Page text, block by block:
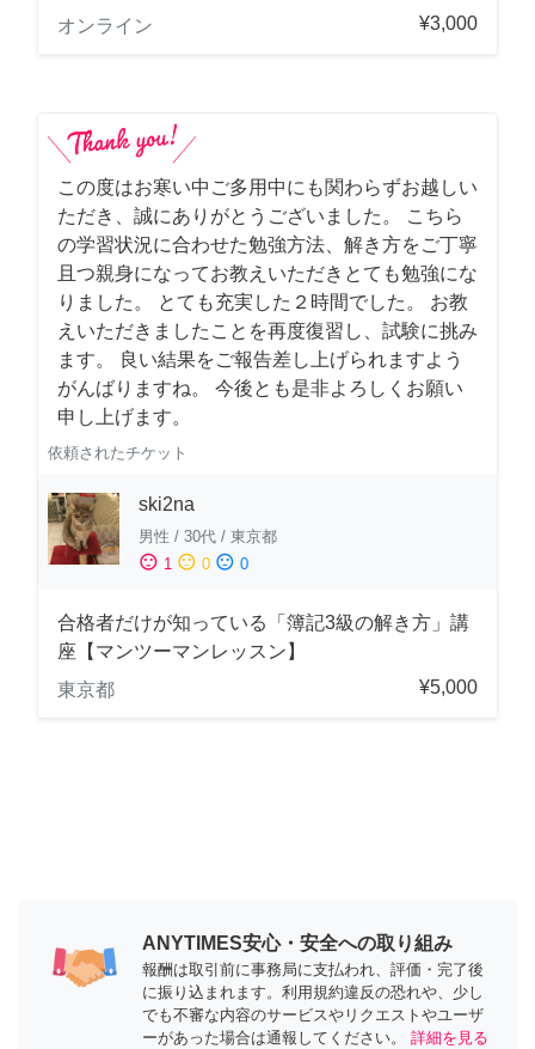
オンライン
¥3,000
この度はお寒い中ご多用中にも関わらずお越しい
ただき、誠にありがとうございました。 こちら
の学習状況に合わせた勉強方法、解き方をご丁寧
且つ親身になってお教えいただきとても勉強にな
りました。 とても充実した２時間でした。 お教
えいただきましたことを再度復習し、試験に挑み
ます。 良い結果をご報告差し上げられますよう
がんばりますね。 今後とも是非よろしくお願い
申し上げます。
依頼されたチケット
ski2na
男性 / 30代 / 東京都
sentiment_satisfied 1 sentiment_neutral 0 sentiment_dissatisfied 0
合格者だけが知っている「簿記3級の解き方」講
座【マンツーマンレッスン】
東京都
¥5,000
ANYTIMES安心・安全への取り組み
報酬は取引前に事務局に支払われ、評価・完了後
に振り込まれます。利用規約違反の恐れや、少し
でも不審な内容のサービスやリクエストやユーザ
ーがあった場合は通報してください。
詳細を見る